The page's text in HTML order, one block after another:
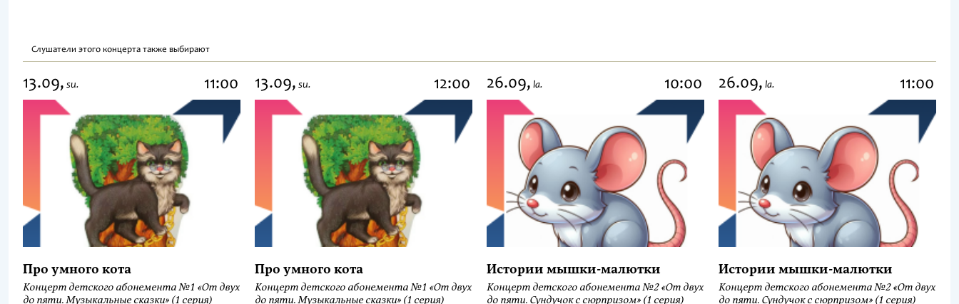
Слушатели этого концерта также выбирают
13.09, su. 11:00
Про умного кота
Концерт детского абонемента №1 «От двух
до пяти. Музыкальные сказки» (1 серия)
13.09, su. 12:00
Про умного кота
Концерт детского абонемента №1 «От двух
до пяти. Музыкальные сказки» (1 серия)
26.09, la. 10:00
Истории мышки-малютки
Концерт детского абонемента №2 «От двух
до пяти. Сундучок с сюрпризом» (1 серия)
26.09, la. 11:00
Истории мышки-малютки
Концерт детского абонемента №2 «От двух
до пяти. Сундучок с сюрпризом» (1 серия)